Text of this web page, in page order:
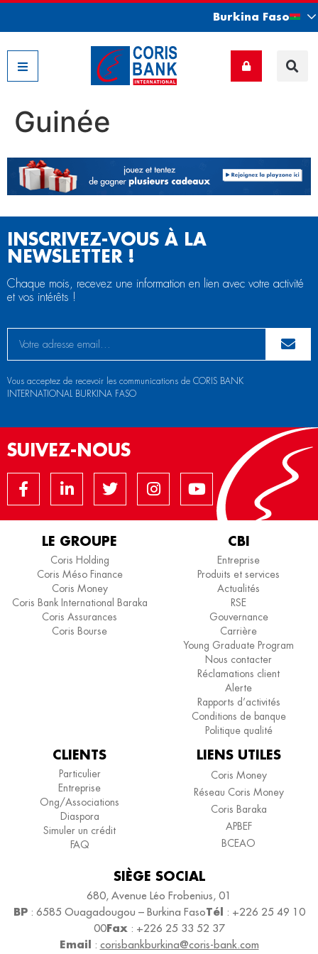
Burkina Faso
Guinée
INSCRIVEZ-VOUS À LA
NEWSLETTER !
Chaque mois, recevez une information en lien avec votre activité
et vos intérêts !
Vous acceptez de recevoir les communications de CORIS BANK
INTERNATIONAL BURKINA FASO
SUIVEZ-NOUS
LE GROUPE
Coris Holding
Coris Méso Finance
Coris Money
Coris Bank International Baraka
Coris Assurances
Coris Bourse
CBI
Entreprise
Produits et services
Actualités
RSE
Gouvernance
Carrière
Young Graduate Program
Nous contacter
Réclamations client
Alerte
Rapports d’activités
Conditions de banque
Politique qualité
CLIENTS
Particulier
Entreprise
Ong/Associations
Diaspora
Simuler un crédit
FAQ
LIENS UTILES
Coris Money
Réseau Coris Money
Coris Baraka
APBEF
BCEAO
SIÈGE SOCIAL
680, Avenue Léo Frobenius, 01
BP: 6585 Ouagadougou – Burkina FasoTél : +226 25 49 10
00Fax : +226 25 33 52 37
Email : corisbankburkina@coris-bank.com